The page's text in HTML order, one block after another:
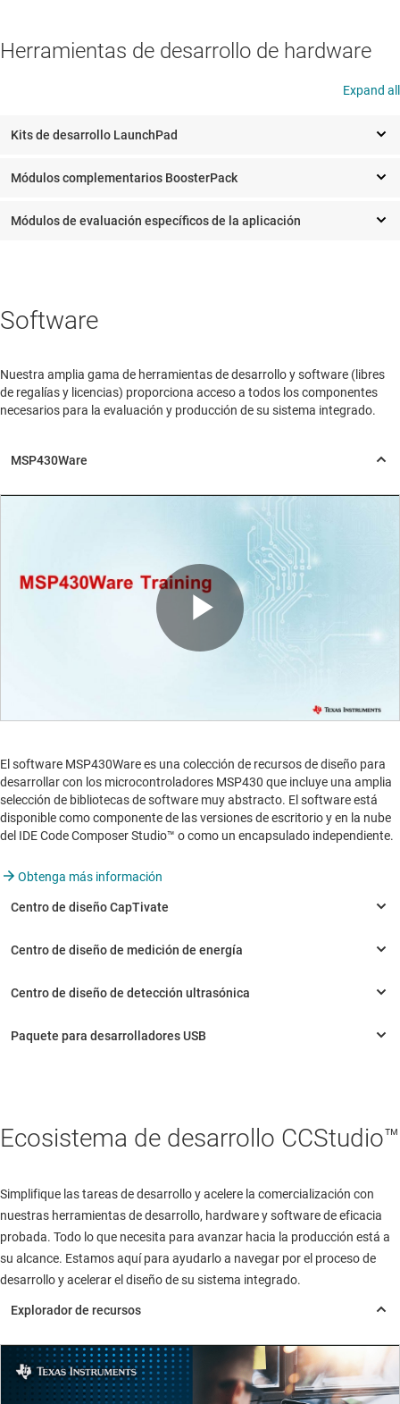
Herramientas de desarrollo de hardware
Expand all
Kits de desarrollo LaunchPad
Módulos complementarios BoosterPack
Módulos de evaluación específicos de la aplicación
Software
Nuestra amplia gama de herramientas de desarrollo y software (libres
de regalías y licencias) proporciona acceso a todos los componentes
necesarios para la evaluación y producción de su sistema integrado.
El software MSP430Ware es una colección de recursos de diseño para
desarrollar con los microcontroladores MSP430 que incluye una amplia
selección de bibliotecas de software muy abstracto. El software está
disponible como componente de las versiones de escritorio y en la nube
del IDE Code Composer Studio™ o como un encapsulado independiente.
Obtenga más información
Play
Video
Ecosistema de desarrollo CCStudio™
Simplifique las tareas de desarrollo y acelere la comercialización con
nuestras herramientas de desarrollo, hardware y software de eficacia
probada. Todo lo que necesita para avanzar hacia la producción está a
su alcance. Estamos aquí para ayudarlo a navegar por el proceso de
desarrollo y acelerar el diseño de su sistema integrado.